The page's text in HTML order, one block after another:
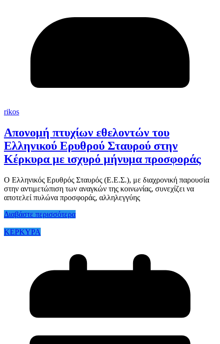
rikos
Απονομή πτυχίων εθελοντών του
Ελληνικού Ερυθρού Σταυρού στην
Κέρκυρα με ισχυρό μήνυμα προσφοράς
Ο Ελληνικός Ερυθρός Σταυρός (Ε.Ε.Σ.), με διαχρονική παρουσία
στην αντιμετώπιση των αναγκών της κοινωνίας, συνεχίζει να
αποτελεί πυλώνα προσφοράς, αλληλεγγύης
Διαβάστε περισσότερα
ΚΕΡΚΥΡΑ